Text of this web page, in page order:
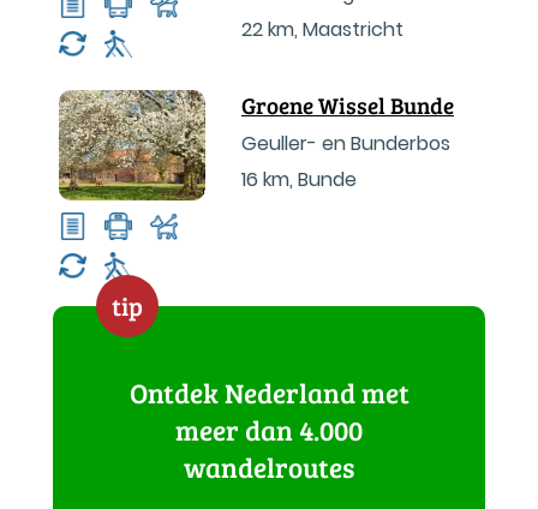
22 km, Maastricht
Groene Wissel Bunde
Geuller- en Bunderbos
16 km, Bunde
tip
Ontdek Nederland met
meer dan 4.000
wandelroutes